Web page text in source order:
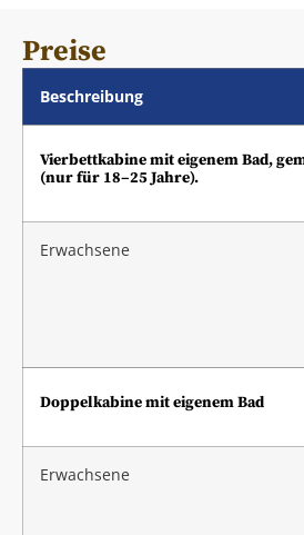
Preise
Beschreibung
Vierbettkabine mit eigenem Bad,
(nur für 18–25 Jahre).
Erwachsene
Doppelkabine mit eigenem Bad
Erwachsene